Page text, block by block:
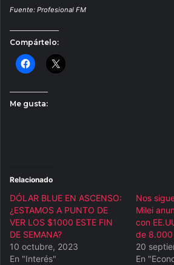
Fuente: Profesional FM
Compártelo:
Me gusta:
Relacionado
DÓLAR BLUE EN ASCENSO:
¿ESTAMOS A PUNTO DE
VER LOS $1000 ESTE FIN
DE SEMANA?
10 octubre, 2023
En "Interés"
Nos
Milei
con
de 8.000
20
En